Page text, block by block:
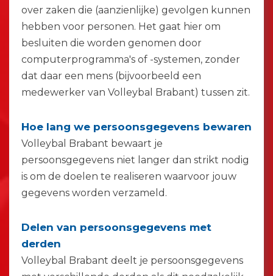
over zaken die (aanzienlijke) gevolgen kunnen
hebben voor personen. Het gaat hier om
besluiten die worden genomen door
computerprogramma's of -systemen, zonder
dat daar een mens (bijvoorbeeld een
medewerker van Volleybal Brabant) tussen zit.
Hoe lang we persoonsgegevens bewaren
Volleybal Brabant bewaart je
persoonsgegevens niet langer dan strikt nodig
is om de doelen te realiseren waarvoor jouw
gegevens worden verzameld.
Delen van persoonsgegevens met
derden
Volleybal Brabant deelt je persoonsgegevens